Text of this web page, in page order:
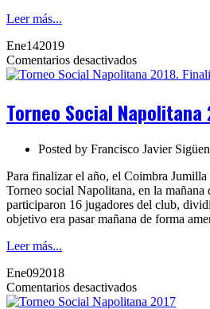
Leer más...
Ene142019
Comentarios desactivadosen
Torneo
2018.
Torneo Social Napolitana
Posted by Francisco Javier
Para finalizar el año, el Coimbra
Torneo social Napolitana, en la
participaron 16 jugadores del club,
objetivo era pasar mañana de forma
Leer más...
Ene092018
Comentarios desactivadosen
Torneo